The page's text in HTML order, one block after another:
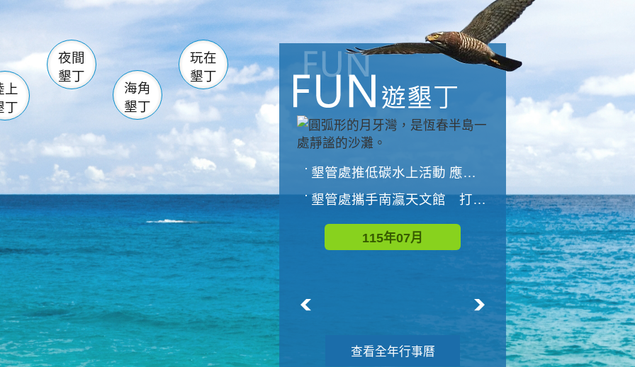
南仁湖
滿州 佳樂水
森林遊樂區
墾管處遊客中心
社頂公園 風吹沙
船帆石 龍磐公園
香蕉灣 龍坑
鵝鑾鼻
上
丁
夜間
墾丁
海角
墾丁
玩在
墾丁
墾管處推低碳水上活動 應屆畢業生限額免費參加
墾管處攜手南瀛天文館 打造沉浸式天文探索營隊
115年07月
與國家公園有約-優游潮間
115年08月
查看全年行事曆